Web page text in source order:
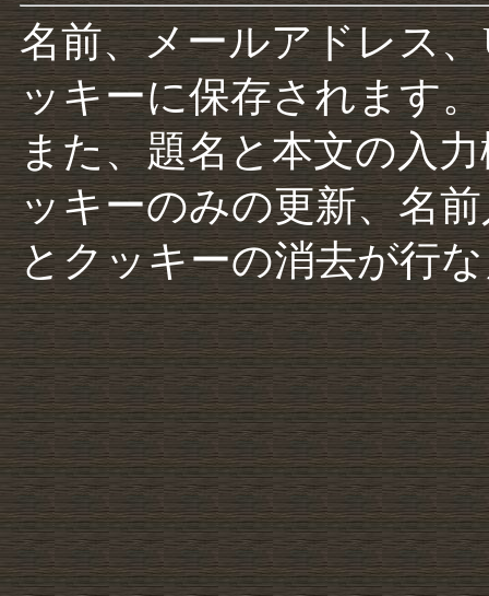
名前、メールアドレス
ッキーに保存されます。
また、題名と本文の入
ッキーのみの更新、名
とクッキーの消去が行